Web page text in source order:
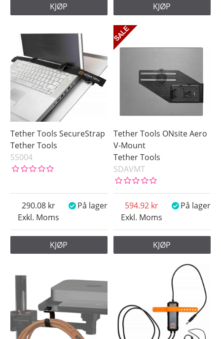
KJØP KJØP
Tether Tools SecureStrap
Tether Tools
SS004
Exkl. Moms
290.08 På lager
KJØP
Tether Tools ONsite Aero
V-Mount
Tether Tools
SDAVMT
Exkl. Moms
594.92 På lager
KJØP